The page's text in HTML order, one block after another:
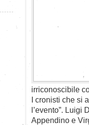
irriconoscibile
I cronisti che si
l’evento”. Luigi
Appendino e